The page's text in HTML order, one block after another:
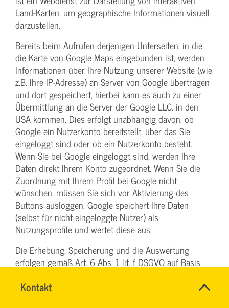
Kontakt
Name*
Land-Karten, um geographische Informationen visuell
darzustellen.
Bereits beim Aufrufen derjenigen Unterseiten, in die
die Karte von Google Maps eingebunden ist, werden
Informationen über Ihre Nutzung unserer Website (wie
z.B. Ihre IP-Adresse) an Server von Google übertragen
und dort gespeichert, hierbei kann es auch zu einer
Übermittlung an die Server der Google LLC. in den
USA kommen. Dies erfolgt unabhängig davon, ob
Google ein Nutzerkonto bereitstellt, über das Sie
eingeloggt sind oder ob ein Nutzerkonto besteht.
Wenn Sie bei Google eingeloggt sind, werden Ihre
Daten direkt Ihrem Konto zugeordnet. Wenn Sie die
Zuordnung mit Ihrem Profil bei Google nicht
wünschen, müssen Sie sich vor Aktivierung des
Buttons ausloggen. Google speichert Ihre Daten
(selbst für nicht eingeloggte Nutzer) als
Nutzungsprofile und wertet diese aus.
Die Erhebung, Speicherung und die Auswertung
erfolgen gemäß Art. 6 Abs. 1 lit. f DSGVO auf Basis
Einblendung personalisierter Werbung,